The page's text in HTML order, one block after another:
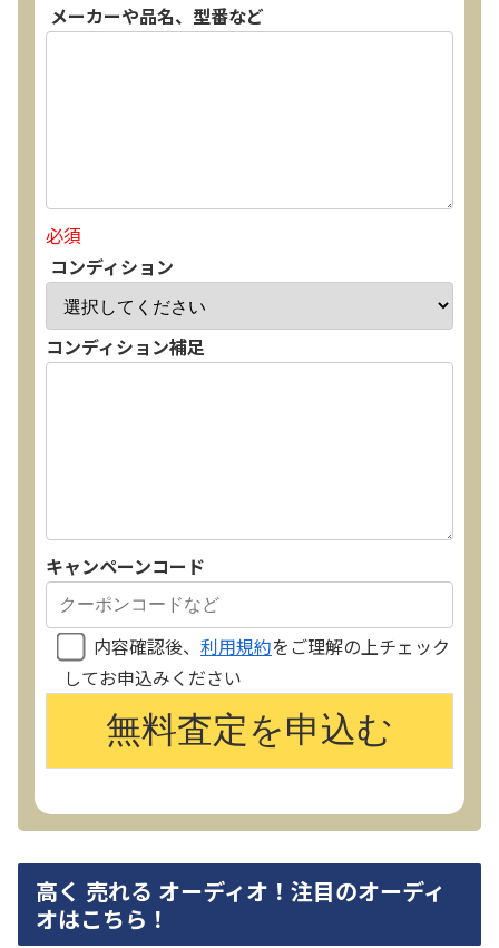
メーカーや品名、型番など
必須
コンディション
コンディション補足
キャンペーンコード
内容確認後、 利用規約をご理解の上チェック
してお申込みください
高く 売れる オーディオ！注目のオーディ
オはこちら！